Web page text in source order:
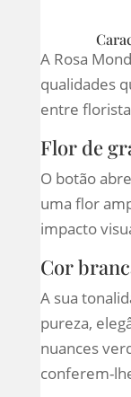
A Rosa
qualidades
entre
Flor de
O botão
uma flor
impacto
Cor
A sua
pureza,
nuances
conferem-